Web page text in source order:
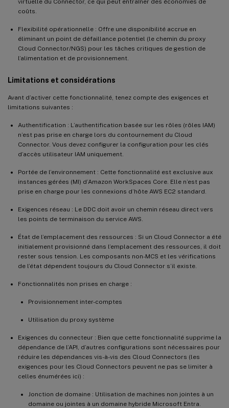
coûts.
Flexibilité opérationnelle : Offre une disponibilité accrue en
éliminant un point de défaillance potentiel (le chemin du proxy
Cloud Connector/NGS) pour les tâches critiques de gestion de
l’alimentation et de provisionnement.
Limitations et considérations
Avant d’activer cette fonctionnalité, tenez compte des exigences et
limitations suivantes :
Authentification : L’authentification basée sur les rôles (rôles IAM)
n’est pas prise en charge lors du contournement du Cloud
Connector. Vous devez configurer la configuration pour les clés
d’accès utilisateur IAM uniquement.
Portée de l’environnement : Cette fonctionnalité est exclusive aux
instances gérées (MI) d’Amazon WorkSpaces Core. Elle n’est pas
prise en charge pour les connexions d’hôte AWS EC2 standard.
Exigences réseau : Le DDC doit avoir un chemin réseau direct vers
les points de terminaison du service AWS.
État de l’emplacement des ressources : Si un Cloud Connector a été
initialement provisionné dans l’emplacement des ressources, il doit
rester sous tension. Les composants non-MCS et les vérifications
de l’état dépendent toujours du Cloud Connector s’il existe.
Fonctionnalités non prises en charge :
Provisionnement inter-comptes
Utilisation du proxy système
Exigences du connecteur : Bien que cette fonctionnalité supprime la
dépendance de l’API, d’autres configurations sont nécessaires pour
réduire les dépendances vis-à-vis des Cloud Connectors (les
exigences pour les Cloud Connectors peuvent ne pas se limiter à
celles énumérées ici) :
Jonction de domaine : Utilisation de machines non jointes à un
domaine ou jointes à un domaine hybride Microsoft Entra.